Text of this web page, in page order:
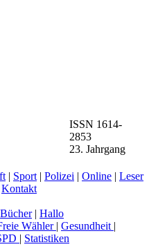
ISSN 1614-
2853
23. Jahrgang
| Sport | Polizei | Online | Leser
Kontakt
Bücher| Hallo
Wähler | Gesundheit |
| Statistiken